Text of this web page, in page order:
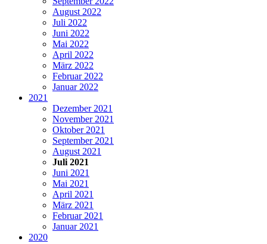
August 2022
Juli 2022
Juni 2022
Mai 2022
April 2022
März 2022
Februar 2022
Januar 2022
2021
Dezember 2021
November 2021
Oktober 2021
September 2021
August 2021
Juli 2021
Juni 2021
Mai 2021
April 2021
März 2021
Februar 2021
Januar 2021
2020